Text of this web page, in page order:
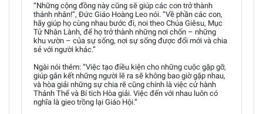
“Những cộng đồng này cũng sẽ giúp các con trở thành
thánh nhân!”, Đức Giáo Hoàng Leo nói. “Về phần các con,
hãy giúp họ cùng nhau bước đi, noi theo Chúa Giêsu, Mục
Tử Nhân Lành, để họ trở thành những nơi chốn – những
khu vườn – của sự sống, nơi sự sống được đổi mới và chia
sẻ với người khác.”
Ngài nói thêm: “Việc tạo điều kiện cho những cuộc gặp gỡ,
giúp gắn kết những người lẽ ra sẽ không bao giờ gặp nhau,
và hòa giải những sự chia rẽ cũng chính là việc cử hành
Thánh Thể và Bí tích Hòa giải. Việc đến với nhau luôn có
nghĩa là gieo trồng lại Giáo Hội.”